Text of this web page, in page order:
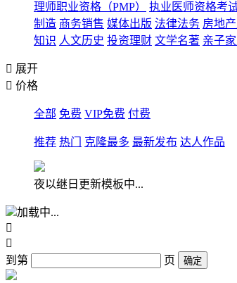
理师职业资格（PMP）
执业医师资格考
制造 商务销售 媒体出版 法律法务 房地
知识 人文历史 投资理财 文学名著 亲子
 展开
 价格
全部 免费 VIP免费 付费
推荐 热门 克隆最多 最新发布 达人作品
夜以继日更新模板中...
加载中...


到第
页 确定